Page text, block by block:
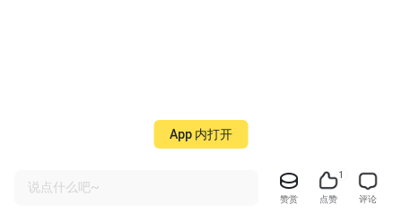
说点什么吧~
赞赏
1
点赞 评论
App 内打开